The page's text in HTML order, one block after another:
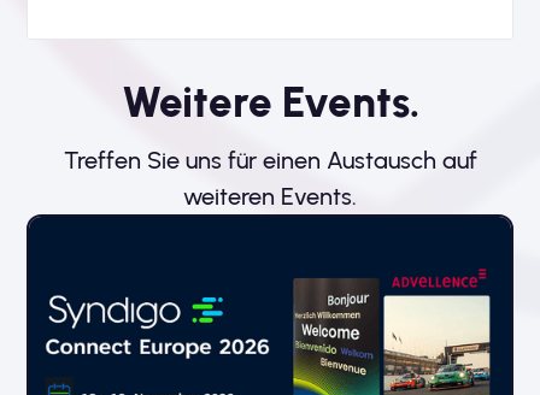
Weitere Events.
Treffen Sie uns für einen Austausch auf
weiteren Events.